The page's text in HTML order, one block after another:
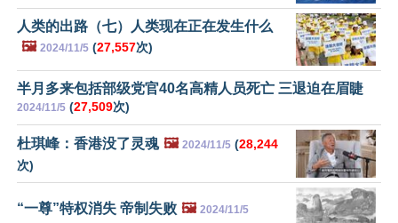
人类的出路（七）人类现在正在发生什么
🖼️ 2024/11/5 (27,557次)
半月多来包括部级党官40名高精人员死亡 三退迫在眉睫
2024/11/5 (27,509次)
杜琪峰：香港没了灵魂 🖼️ 2024/11/5 (28,244
次)
“一尊”特权消失 帝制失败 🖼️ 2024/11/5